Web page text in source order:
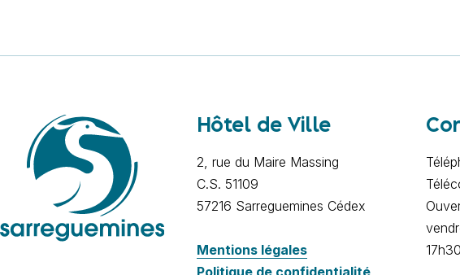
Hôtel de Ville
2, rue du Maire Massing
C.S. 51109
57216 Sarreguemines Cédex
Mentions légales
17h30